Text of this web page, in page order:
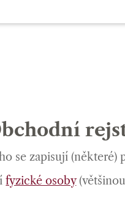
se zapisují
fyzické osoby